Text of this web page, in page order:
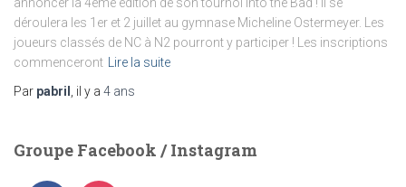
déroulera les 1er et 2 juillet au gymnase Micheline Ostermeyer. Les
joueurs classés de NC à N2 pourront y participer ! Les inscriptions
commenceront
Lire la suite
Par pabril , il y a 4 ans
Groupe Facebook / Instagram